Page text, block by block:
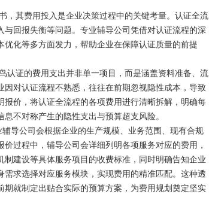
其费用投入是企业决策过程中的关键考量。认证全流
回报失衡等问题。专业辅导公司凭借对认证流程的深
化等多方面发力，帮助企业在保障认证质量的前提
证的费用支出并非单一项目，而是涵盖资料准备、流
对认证流程不熟悉，往往在前期忽视隐性成本，导致
价，将认证全流程的各项费用进行清晰拆解，明确每
不对称产生的隐性支出与预算超支风险。
导公司会根据企业的生产规模、业务范围、现有合规
过程中，辅导公司会详细列明各项服务对应的费用，
建设等具体服务项目的收费标准，同时明确告知企业
求选择对应服务模块，实现费用的精准匹配。这种透
就制定出贴合实际的预算方案，为费用规划奠定坚实